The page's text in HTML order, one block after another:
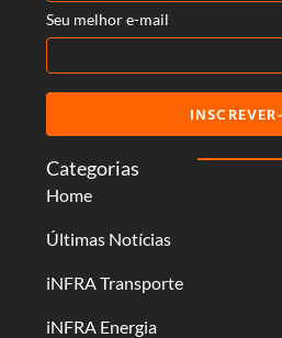
Categorias
Home
Últimas Notícias
iNFRA Transporte
iNFRA Energia
Seu melhor e-mail